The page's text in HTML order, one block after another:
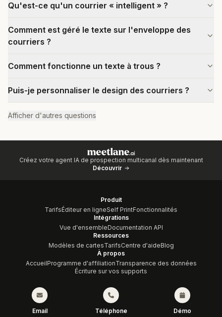
Qu'est-ce qu'un courrier « intelligent » ?
Comment est géré le texte sur l'enveloppe des
courriers ?
Comment fonctionne un texte à trous ?
Puis-je personnaliser le design des courriers ?
Afficher d'autres questions
Créez votre agent IA de prospection multicanal dès maintenant
Découvrir
Produit
TarifsÉditeur en ligneSelf PrintFonctionnalités
Intégrations
Vue d'ensembleDocumentation API
Ressources
Modèles de cartesTarifsCentre d'aideBlog
À propos
AccueilProgramme d'affiliationTransparence des données
Écriture sur vos supports
Email Téléphone Démo